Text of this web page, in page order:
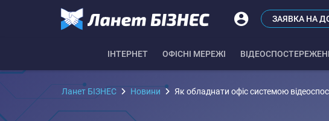
ЗАЯВКА НА
IНТЕРНЕТ ОФІСНІ МЕРЕЖІ
Ланет БІЗНЕС Новини Як обладнати офіс системою